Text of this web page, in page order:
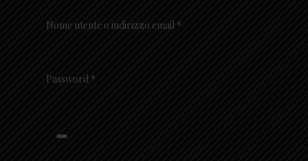
Nome utente o indirizzo email *Richiesto
Password *Richiesto